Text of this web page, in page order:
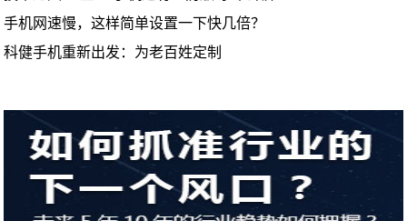
手机网速慢，这样简单设置一下快几倍？
科健手机重新出发：为老百姓定制